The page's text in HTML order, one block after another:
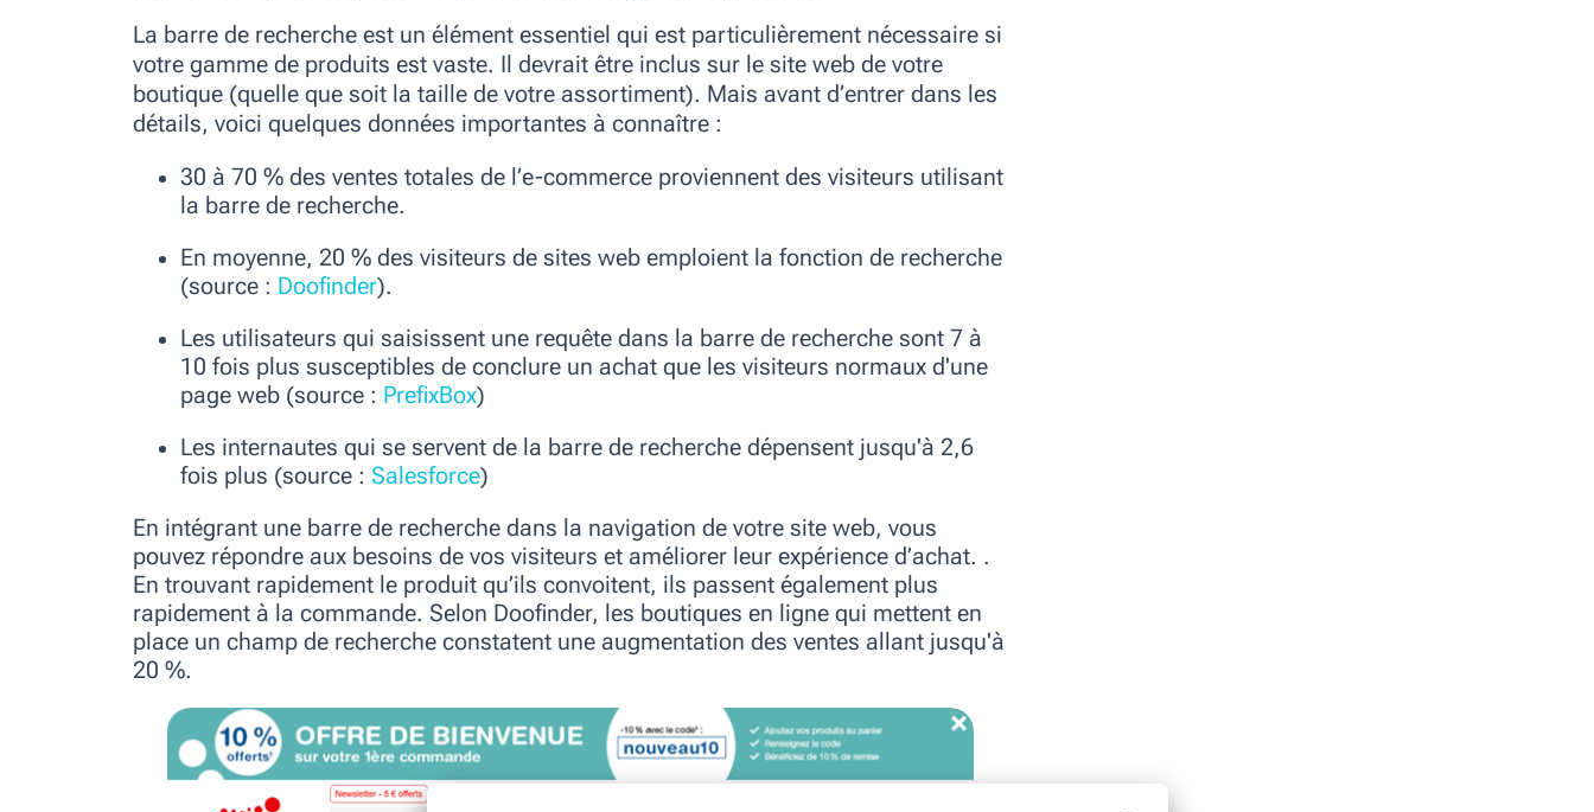
La barre de recherche est un élément essentiel qui est particulièrement nécessaire si
votre gamme de produits est vaste. Il devrait être inclus sur le site web de votre
boutique (quelle que soit la taille de votre assortiment). Mais avant d’entrer dans les
détails, voici quelques données importantes à connaître :
30 à 70 % des ventes totales de l’e-commerce proviennent des visiteurs utilisant
la barre de recherche.
En moyenne, 20 % des visiteurs de sites web emploient la fonction de recherche
(source : Doofinder).
Les utilisateurs qui saisissent une requête dans la barre de recherche sont 7 à
10 fois plus susceptibles de conclure un achat que les visiteurs normaux d'une
page web (source : PrefixBox)
Les internautes qui se servent de la barre de recherche dépensent jusqu'à 2,6
fois plus (source : Salesforce)
En intégrant une barre de recherche dans la navigation de votre site web, vous
pouvez répondre aux besoins de vos visiteurs et améliorer leur expérience d’achat. .
En trouvant rapidement le produit qu’ils convoitent, ils passent également plus
rapidement à la commande. Selon Doofinder, les boutiques en ligne qui mettent en
place un champ de recherche constatent une augmentation des ventes allant jusqu'à
20 %.